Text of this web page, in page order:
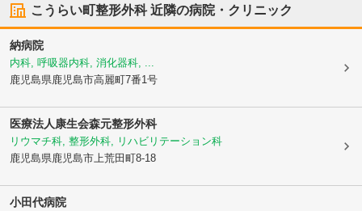
こうらい町整形外科近隣の病院・クリニック
納病院
内科, 呼吸器内科, 消化器科, ...
鹿児島県鹿児島市高麗町7番1号
医療法人康生会森元整形外科
リウマチ科, 整形外科, リハビリテーション科
鹿児島県鹿児島市上荒田町8-18
小田代病院